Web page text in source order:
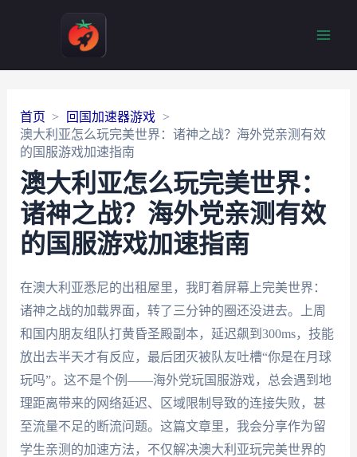
首页
回国加速器游戏
澳大利亚怎么玩完美世界：诸神之战？海外党亲测有效
的国服游戏加速指南
澳大利亚怎么玩完美世界：
诸神之战？海外党亲测有效
的国服游戏加速指南
在澳大利亚悉尼的出租屋里，我盯着屏幕上完美世界：
诸神之战的加载界面，转了三分钟的圈还没进去。上周
和国内朋友组队打黄昏圣殿副本，延迟飙到300ms，技能
放出去半天才有反应，最后团灭被队友吐槽“你是在月球
玩吗”。这不是个例——海外党玩国服游戏，总会遇到地
理距离带来的网络延迟、区域限制导致的连接失败，甚
至流量不足的断流问题。这篇文章里，我会分享作为留
学生亲测的加速方法，不仅解决澳大利亚玩完美世界的